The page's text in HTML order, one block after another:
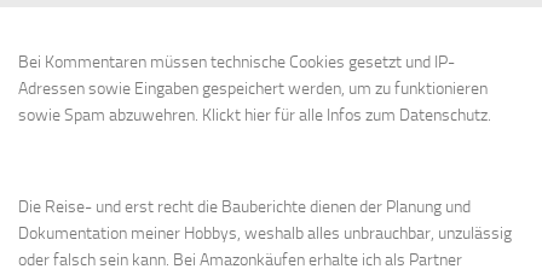
Bei Kommentaren müssen technische Cookies gesetzt und IP-
Adressen sowie Eingaben gespeichert werden, um zu funktionieren
sowie Spam abzuwehren. Klickt hier für alle Infos zum Datenschutz.
Die Reise- und erst recht die Bauberichte dienen der Planung und
Dokumentation meiner Hobbys, weshalb alles unbrauchbar, unzulässig
oder falsch sein kann. Bei Amazonkäufen erhalte ich als Partner